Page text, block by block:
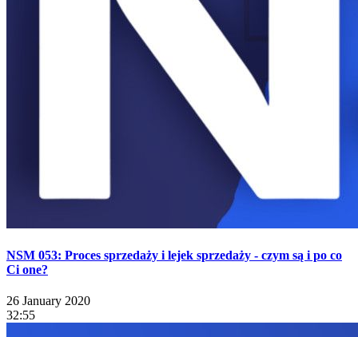
NSM 053: Proces sprzedaży i lejek sprzedaży - czym są i po co
Ci one?
26 January 2020
32:55